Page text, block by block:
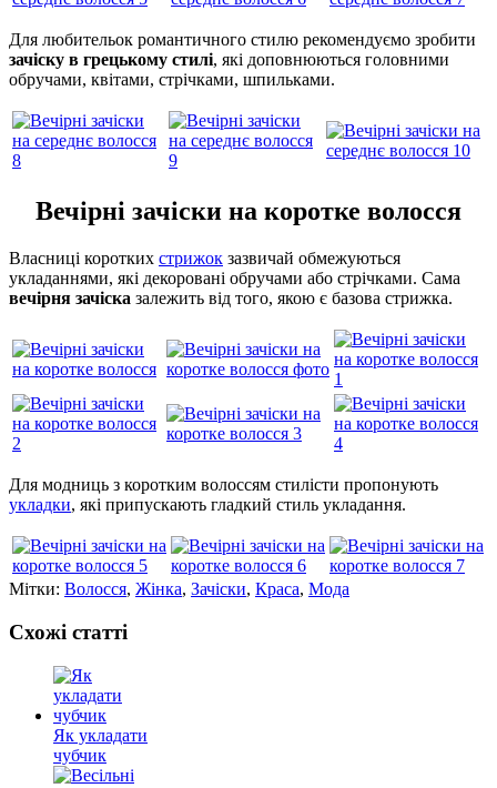
Для любительок романтичного стилю рекомендуємо зробити
зачіску в грецькому стилі, які доповнюються головними
обручами, квітами, стрічками, шпильками.
Вечірні зачіски на коротке волосся
Власниці коротких стрижок зазвичай обмежуються
укладаннями, які декоровані обручами або стрічками. Сама
вечірня зачіска залежить від того, якою є базова стрижка.
Для модниць з коротким волоссям стилісти пропонують
укладки, які припускають гладкий стиль укладання.
Мітки: Волосся, Жінка, Зачіски, Краса, Мода
Схожі статті
Як укладати
чубчик